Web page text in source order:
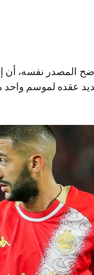
عقده لموسم واحد